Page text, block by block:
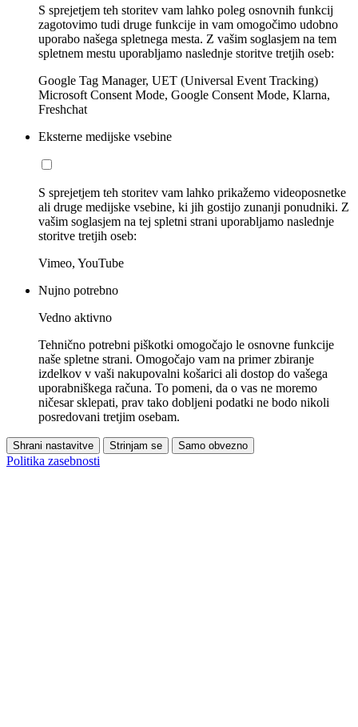
S sprejetjem teh storitev vam lahko poleg osnovnih funkcij
zagotovimo tudi druge funkcije in vam omogočimo udobno
uporabo našega spletnega mesta. Z vašim soglasjem na tem
spletnem mestu uporabljamo naslednje storitve tretjih oseb:
Google Tag Manager, UET (Universal Event Tracking)
Microsoft Consent Mode, Google Consent Mode, Klarna,
Freshchat
Eksterne medijske vsebine
S sprejetjem teh storitev vam lahko prikažemo videoposnetke
ali druge medijske vsebine, ki jih gostijo zunanji ponudniki. Z
vašim soglasjem na tej spletni strani uporabljamo naslednje
storitve tretjih oseb:
Vimeo, YouTube
Nujno potrebno
Vedno aktivno
Tehnično potrebni piškotki omogočajo le osnovne funkcije
naše spletne strani. Omogočajo vam na primer zbiranje
izdelkov v vaši nakupovalni košarici ali dostop do vašega
uporabniškega računa. To pomeni, da o vas ne moremo
ničesar sklepati, prav tako dobljeni podatki ne bodo nikoli
posredovani tretjim osebam.
Shrani nastavitve Strinjam se Samo obvezno
Politika zasebnosti